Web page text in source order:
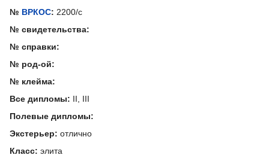
№ ВРКОС: 2200/с
№ свидетельства:
№ справки:
№ род-ой:
№ клейма:
Все дипломы: II, III
Полевые дипломы:
Экстерьер: отлично
Класс: элита